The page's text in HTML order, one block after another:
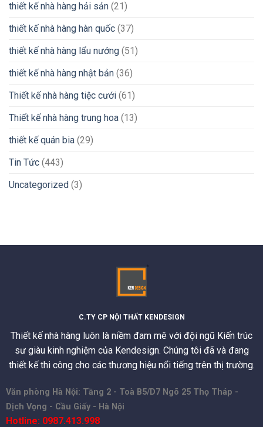
thiết kế nhà hàng hải sản (21)
thiết kế nhà hàng hàn quốc (37)
thiết kế nhà hàng lẩu nướng (51)
thiết kế nhà hàng nhật bản (36)
Thiết kế nhà hàng tiệc cưới (61)
Thiết kế nhà hàng trung hoa (13)
thiết kế quán bia (29)
Tin Tức (443)
Uncategorized (3)
C.TY CP NỘI THẤT KENDESIGN
Thiết kế nhà hàng luôn là niềm đam mê với đội ngũ Kiến trúc
sư giàu kinh nghiệm của Kendesign. Chúng tôi đã và đang
thiết kế thi công cho các thương hiệu nổi tiếng trên thị trường.
Văn phòng Hà Nội: Tầng 2 - Toà B5/D7 Ngõ 25 Thọ Tháp -
Dịch Vọng - Cầu Giấy - Hà Nội
Hotline: 0987.413.998